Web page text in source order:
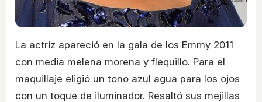
La actriz apareció en la gala de los Emmy 2011
con media melena morena y flequillo. Para el
maquillaje eligió un tono azul agua para los ojos
con un toque de iluminador. Resaltó sus mejillas